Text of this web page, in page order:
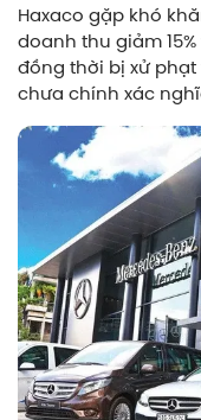
Haxaco gặp khó
doanh thu giảm
đồng thời bị xử phạt
chưa chính xác